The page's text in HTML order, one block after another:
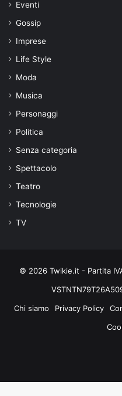
Eventi
Gossip
Imprese
Life Style
Moda
Musica
Personaggi
Politica
Senza categoria
Spettacolo
Teatro
Tecnologie
TV
© 2026 Twikie.it - Partita
Chi siamo
Privacy Policy